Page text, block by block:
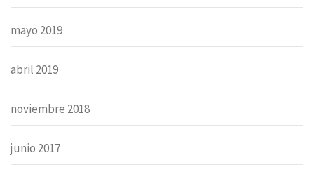
mayo 2019
abril 2019
noviembre 2018
junio 2017